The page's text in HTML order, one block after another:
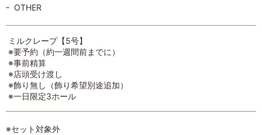
OTHER
ミルクレープ【5号】
※要予約（約一週間前までに）
※事前精算
※店頭受け渡し
※飾り無し（飾り希望別途追加）
※一日限定3ホール
※セット対象外